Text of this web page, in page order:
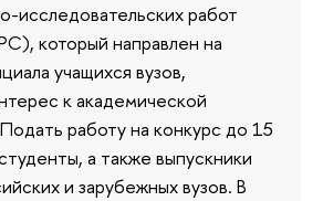
исследовательских работ
который направлен на
учащихся вузов,
к академической
работу на конкурс до 15
а также выпускники
и зарубежных вузов. В